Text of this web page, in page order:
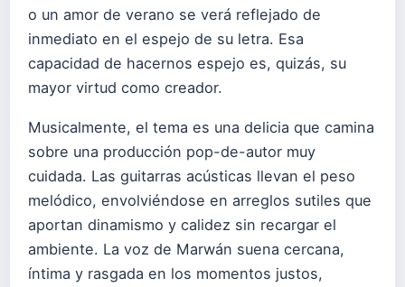
o un amor de verano se verá reflejado de
inmediato en el espejo de su letra. Esa
capacidad de hacernos espejo es, quizás, su
mayor virtud como creador.
Musicalmente, el tema es una delicia que camina
sobre una producción pop-de-autor muy
cuidada. Las guitarras acústicas llevan el peso
melódico, envolviéndose en arreglos sutiles que
aportan dinamismo y calidez sin recargar el
ambiente. La voz de Marwán suena cercana,
íntima y rasgada en los momentos justos,